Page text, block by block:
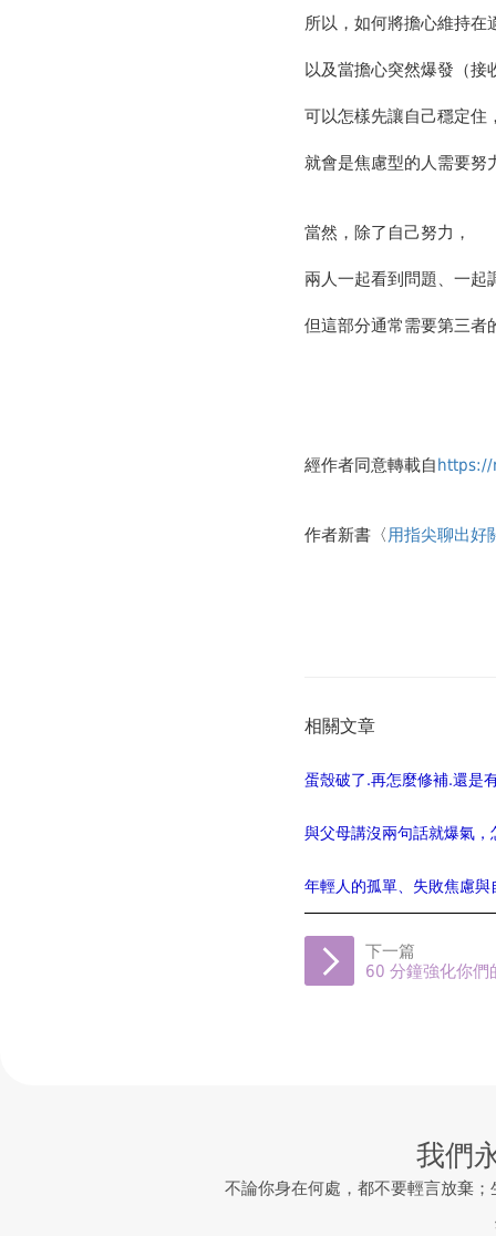
所以，如何將擔心維持在
以及當擔心突然爆發（接
可以怎樣先讓自己穩定住
就會是焦慮型的人需要努
當然，除了自己努力，
兩人一起看到問題、一起
但這部分通常需要第三者
經作者同意轉載自https://
作者新書〈用指尖聊出好
相關文章
蛋殼破了.再怎麼修補.還是
與父母講沒兩句話就爆氣，
年輕人的孤單、失敗焦慮與
下一篇
60 分鐘強化你們
我們
不論你身在何處，都不要輕言放棄